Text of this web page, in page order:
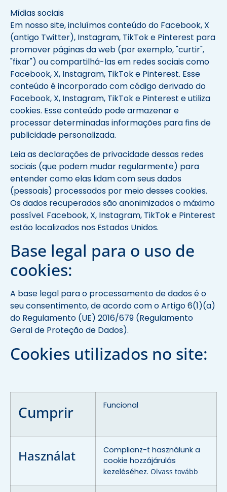
Mídias sociais
Em nosso site, incluímos conteúdo do Facebook, X
(antigo Twitter), Instagram, TikTok e Pinterest para
promover páginas da web (por exemplo, "curtir",
"fixar") ou compartilhá-las em redes sociais como
Facebook, X, Instagram, TikTok e Pinterest. Esse
conteúdo é incorporado com código derivado do
Facebook, X, Instagram, TikTok e Pinterest e utiliza
cookies. Esse conteúdo pode armazenar e
processar determinadas informações para fins de
publicidade personalizada.
Leia as declarações de privacidade dessas redes
sociais (que podem mudar regularmente) para
entender como elas lidam com seus dados
(pessoais) processados por meio desses cookies.
Os dados recuperados são anonimizados o máximo
possível. Facebook, X, Instagram, TikTok e Pinterest
estão localizados nos Estados Unidos.
Base legal para o uso de
cookies:
A base legal para o processamento de dados é o
seu consentimento, de acordo com o Artigo 6(1)(a)
do Regulamento (UE) 2016/679 (Regulamento
Geral de Proteção de Dados).
Cookies utilizados no site:
Cumprir Funcional
Használat
Complianz-t használunk a
cookie hozzájárulás
kezeléséhez. Olvass tovább